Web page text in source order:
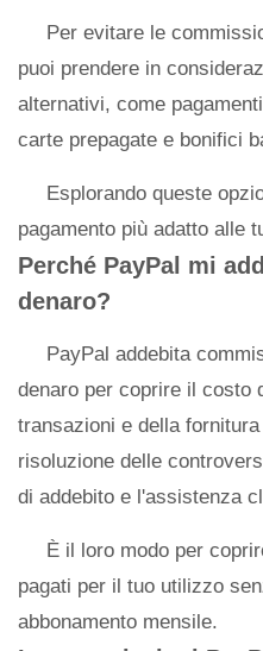
Per evitare le
puoi prendere in
alternativi, come
carte prepagate e bonifici
Esplorando queste
pagamento più adatto alle
Perché PayPal mi
denaro?
PayPal addebita
denaro per coprire il costo
transazioni e della
risoluzione delle
di addebito e l'assistenza
È il loro modo per
pagati per il tuo utilizzo
abbonamento mensile.